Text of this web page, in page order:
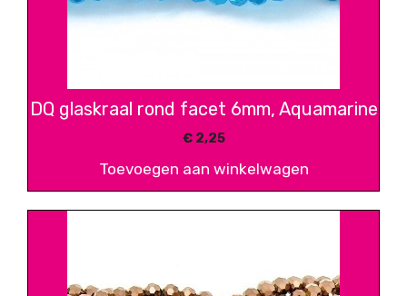
DQ glaskraal rond facet 6mm, Aquamarine
€2,25
Toevoegen aan winkelwagen